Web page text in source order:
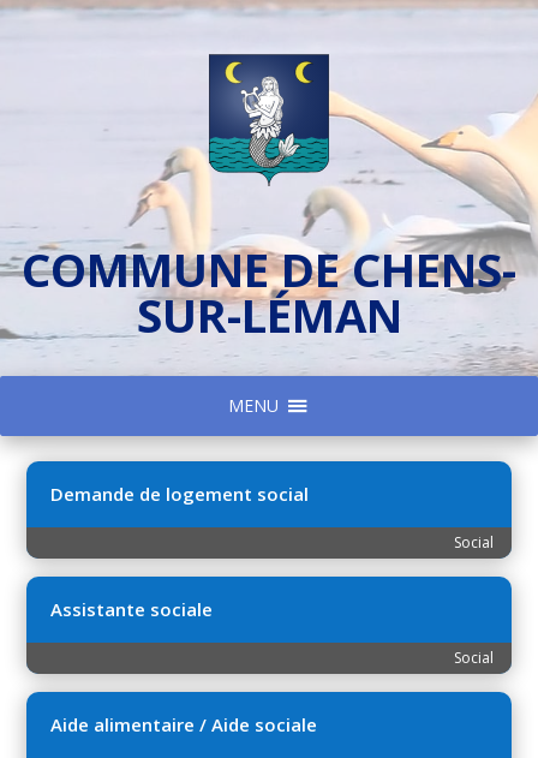
COMMUNE DE CHENS-
SUR-LÉMAN
MENU
Demande de logement social
Social
Assistante sociale
Social
Aide alimentaire / Aide sociale